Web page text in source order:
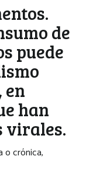
de
puede
en
han
virales.
o crónica,